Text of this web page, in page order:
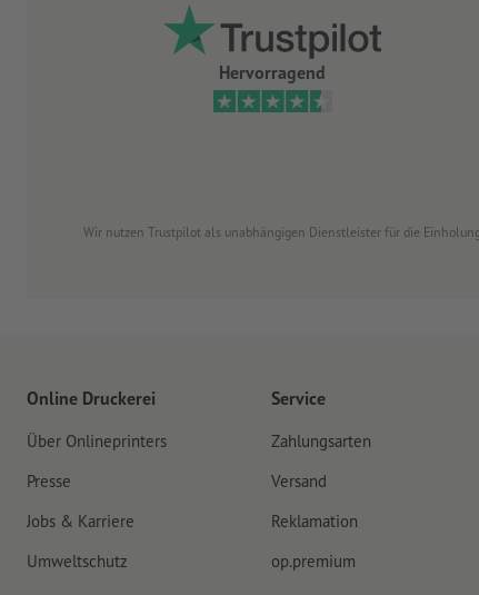
Hervorragend
Wir nutzen Trustpilot als unabhängigen Dienstleister für die
Online Druckerei
Über Onlineprinters
Presse
Jobs & Karriere
Umweltschutz
Service
Zahlungsarten
Versand
Reklamation
op.premium